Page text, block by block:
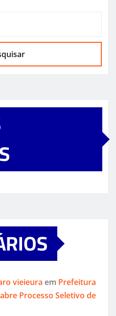
vieieura em Prefeitura
Processo Seletivo de